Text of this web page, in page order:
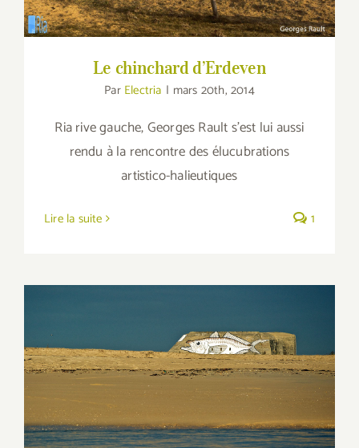
Le chinchard d’Erdeven
Par Electria | mars 20th, 2014
Ria rive gauche, Georges Rault s'est lui aussi
rendu à la rencontre des élucubrations
artistico-halieutiques
Lire la suite 1
Le Chinchard de la barre